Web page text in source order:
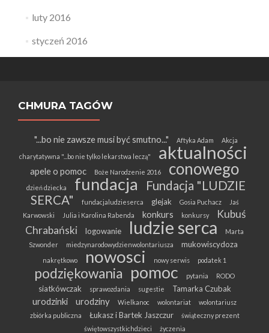
luty 2016
styczeń 2016
CHMURA TAGÓW
"...bo nie zawsze musi być smutno..." Aftyka Adam Akcja
charytatywna "...bo nie tylko lekarstwa leczą" aktualności
apele o pomoc Boże Narodzenie 2016 conowego
dzień dziecka fundacja
Fundacja "LUDZIE
SERCA"
fundacjaludzieserca glejak Gosia Puchacz
Jaś
Karwowski
Julia i Karolina Rabenda konkurs konkursy
Kubuś
Chrabański
logowanie ludzie serca
Marta
Szwonder
miedzynarodowydzienwolontariusza mukowiscydoza
nakrętkowo nowosci nowy serwis podatek 1
podziękowania pomoc pytania RODO
siatkówczak sprawozdania sugestie Tamarka Czubak
urodzinki urodziny Wielkanoc wolontariat
wolontariusz
zbiórka publiczna
Łukasz i Bartek Jaszczur
świąteczny prezent
świętowszystkichdzieci
życzenia